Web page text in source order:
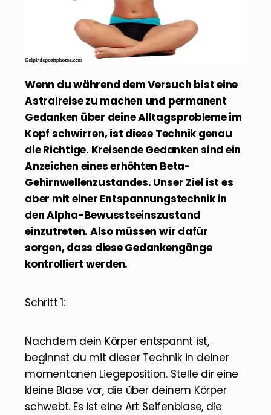
Wenn du während dem Versuch bist eine
Astralreise zu machen und permanent
Gedanken über deine Alltagsprobleme im
Kopf schwirren, ist diese Technik genau
die Richtige. Kreisende Gedanken sind ein
Anzeichen eines erhöhten Beta-
Gehirnwellenzustandes. Unser Ziel ist es
aber mit einer Entspannungstechnik in
den Alpha-Bewusstseinszustand
einzutreten. Also müssen wir dafür
sorgen, dass diese Gedankengänge
kontrolliert werden.
Schritt 1:
Nachdem dein Körper entspannt ist,
beginnst du mit dieser Technik in deiner
momentanen Liegeposition. Stelle dir eine
kleine Blase vor, die über deinem Körper
schwebt. Es ist eine Art Seifenblase, die